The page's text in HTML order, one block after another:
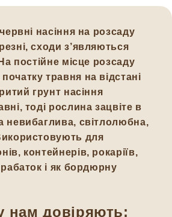
насіння на розсаду
сходи з’являються
постійне місце розсаду
травня на відстані
грунт насіння
тоді рослина зацвіте в
невибаглива, світлолюбна,
для
контейнерів, рокаріїв,
і як бордюрну
нам довіряють: